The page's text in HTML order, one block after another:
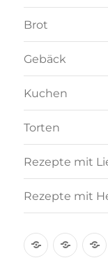
Brot
Gebäck
Kuchen
Torten
Rezepte mit
Rezepte mit
Über